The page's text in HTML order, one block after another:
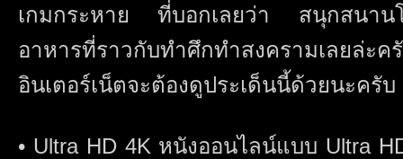
เกมกระหาย ที่บอกเลยว่า สนุกสนานโ
อาหารที่ราวกับทำศึกทำสงครามเลยล่ะ
อินเตอร์เน็ตจะต้องดูประเด็นนี้ด้วยนะครับ
• Ultra HD 4K หนังออนไลน์แบบ Ultra